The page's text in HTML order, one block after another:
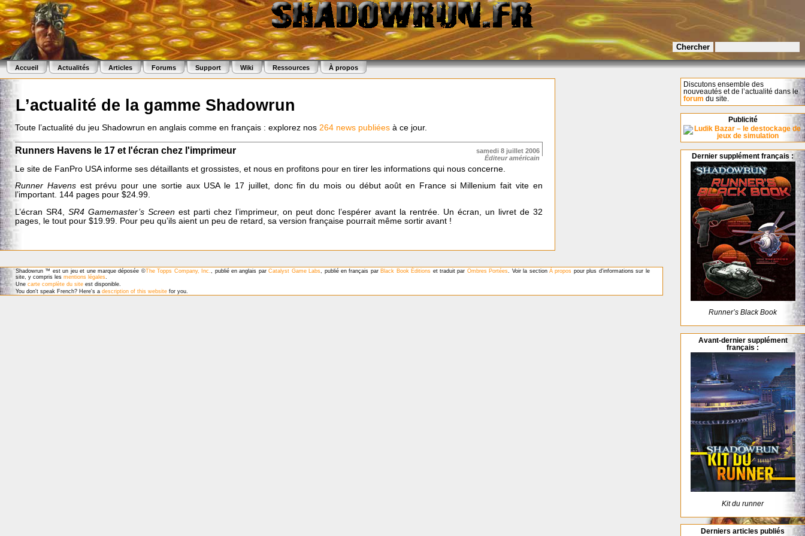
Accueil Actualités Articles Forums Support Wiki Ressources À propos
L’actualité de la gamme Shadowrun
Toute l’actualité du jeu Shadowrun en anglais comme en français : explorez nos 264 news publiées à ce jour.
samedi 8 juillet 2006
Éditeur américain
Runners Havens le 17 et l'écran chez l'imprimeur
Le site de FanPro USA informe ses détaillants et grossistes, et nous en profitons pour en tirer les informations qui nous concerne.
Runner Havensest prévu pour une sortie aux USA le 17 juillet, donc fin du mois ou début août en France si Millenium fait vite en
l’important. 144 pages pour $24.99.
L’écran SR4, SR4 Gamemaster’s Screen est parti chez l’imprimeur, on peut donc l’espérer avant la rentrée. Un écran, un livret de 32
pages, le tout pour $19.99. Pour peu qu’ils aient un peu de retard, sa version française pourrait même sortir avant !
Discutons ensemble des
nouveautés et de l’actualité dans le
forum du site.
Publicité
Dernier supplément français :
Runner’s Black Book
Avant-dernier supplément
français :
Kit du runner
Derniers articles publiés
Shadowrun ™ est un jeu et une marque déposée ©The Topps Company, Inc. , publié en anglais parCatalyst Game Labs , publié en français par Black Book Éditions et traduit par Ombres Portées . Voir la sectionÀ propos pour plus d'informations sur le
site, y compris les mentions légales
Une carte complète du site est disponible.
You don't speak French? Here's a description of this website for you.